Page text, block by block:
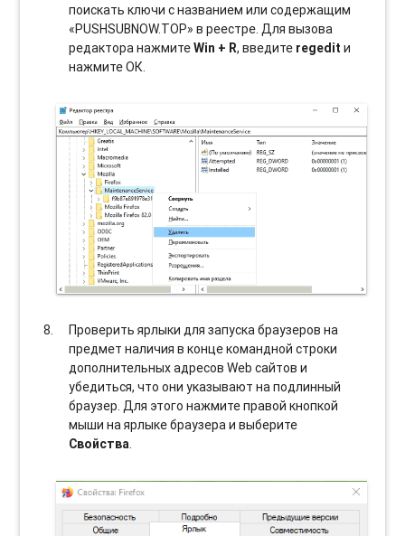
поискать ключи с названием или содержащим
«PUSHSUBNOW.TOP» в реестре. Для вызова
редактора нажмитеWin + R, введите regedit и
нажмите ОК.
Проверить ярлыки для запуска браузеров на
предмет наличия в конце командной строки
дополнительных адресов Web сайтов и
убедиться, что они указывают на подлинный
браузер. Для этого нажмите правой кнопкой
мыши на ярлыке браузера и выберите
Свойства.